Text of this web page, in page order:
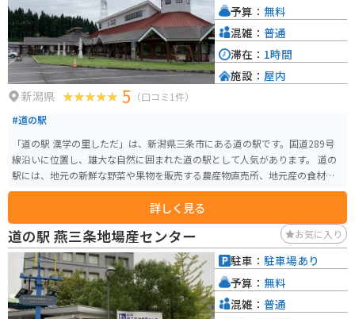
新潟県 5 （口コミ1件）
#道の駅
「道の駅 漢学の里しただ」は、新潟県三条市にある道の駅です。国道289号
線沿いに位置し、雄大な自然に囲まれた道の駅として人気があります。 道の
駅には、地元の新鮮な野菜や果物を販売する農産物直売所、地元産の食材を
使った料理を提供するレストラン、地域の特産品を販売するお土産コーナー
などがあります。特におすすめは、地元産のそば粉を使った手打ちそばや、
新潟名物のタレカツ丼です。 バイクで訪れる場合、道の駅には広い駐車場が
完備されているので安心です。周辺には、美しい景色を楽しめる観光スポッ
トも多くあります。例えば、国の重要文化財に指定されている「旧五十嵐家
住宅」や、四季折々の自然を楽しめる「八木ヶ鼻オートキャンプ場」などが
あります。 道の駅 漢学の里しただは、ドライブやツーリングの休憩に最適な
だけでなく、地域の文化や自然に触れられる場所としても魅力的です。
詳しく見る
予算： 無料
混雑： 普通
滞在： 1時間
施設： 屋内
道の駅 燕三条地場産センター お気に入り
駐車： 駐車場あり
予算： 無料
混雑： 普通